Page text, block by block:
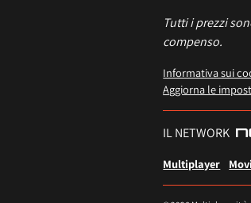
Tutti i prezzi
compenso.
Informativa sui
Aggiorna le
IL NETWORK
Multiplayer